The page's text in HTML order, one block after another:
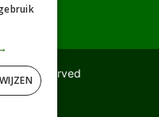
Reserved